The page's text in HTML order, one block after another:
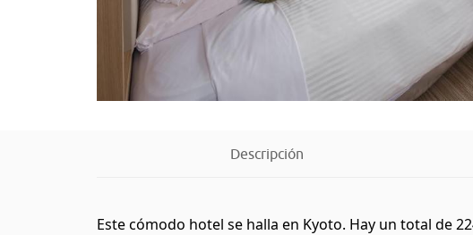
Descripción
Este cómodo hotel se halla en Kyoto. Hay un total de